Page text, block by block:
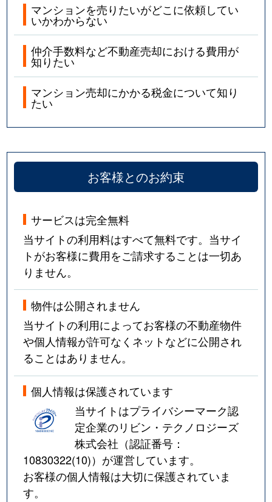
マンションを売りたいがどこに依頼してい
いかわからない
仲介手数料など不動産売却における費用が
知りたい
マンション売却にかかる税金について知り
たい
お客様とのお約束
サービスは完全無料
当サイトの利用料はすべて無料です。当サイ
トがお客様に費用をご請求することは一切あ
りません。
物件は公開されません
当サイトの利用によってお客様の不動産物件
や個人情報が許可なくネットなどに公開され
ることはありません。
個人情報は保護されています
当サイトはプライバシーマーク認
定企業のリビン・テクノロジーズ
株式会社（認証番号：
10830322(10)）が運営しています。
お客様の個人情報は大切に保護されていま
す。